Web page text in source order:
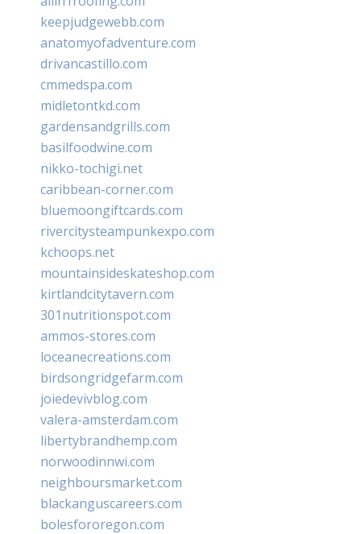
keepjudgewebb.com
anatomyofadventure.com
drivancastillo.com
cmmedspa.com
midletontkd.com
gardensandgrills.com
basilfoodwine.com
nikko-tochigi.net
caribbean-corner.com
bluemoongiftcards.com
rivercitysteampunkexpo.com
kchoops.net
mountainsideskateshop.com
kirtlandcitytavern.com
301nutritionspot.com
ammos-stores.com
loceanecreations.com
birdsongridgefarm.com
joiedevivblog.com
valera-amsterdam.com
libertybrandhemp.com
norwoodinnwi.com
neighboursmarket.com
blackanguscareers.com
bolesfororegon.com